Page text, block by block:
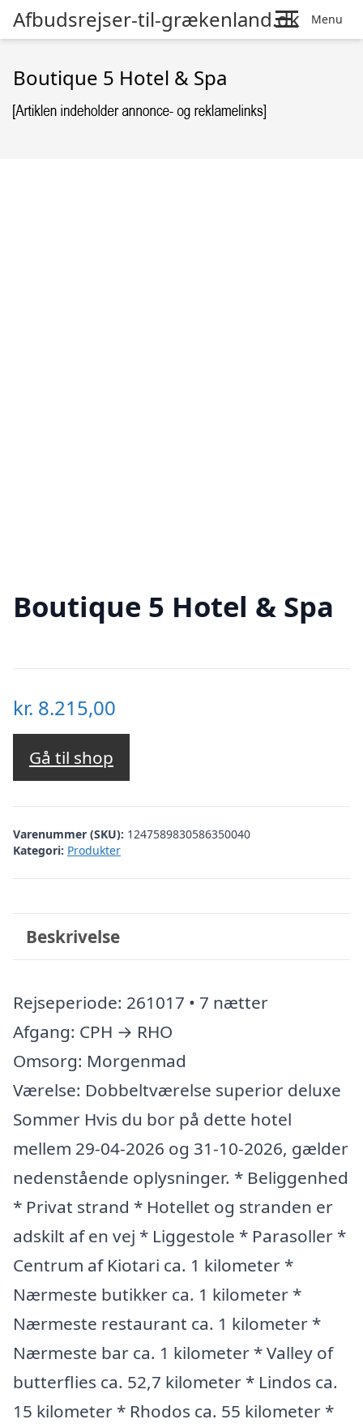
Afbudsrejser-til-grækenland.dk Menu
Boutique 5 Hotel & Spa
Boutique 5 Hotel & Spa
kr. 8.215,00
Gå til shop
Varenummer (SKU): 1247589830586350040
Kategori: Produkter
Beskrivelse
Rejseperiode: 261017 • 7 nætter
Afgang: CPH → RHO
Omsorg: Morgenmad
Værelse: Dobbeltværelse superior deluxe
Sommer Hvis du bor på dette hotel
mellem 29-04-2026 og 31-10-2026, gælder
nedenstående oplysninger. * Beliggenhed
* Privat strand * Hotellet og stranden er
adskilt af en vej * Liggestole * Parasoller *
Centrum af Kiotari ca. 1 kilometer *
Nærmeste butikker ca. 1 kilometer *
Nærmeste restaurant ca. 1 kilometer *
Nærmeste bar ca. 1 kilometer * Valley of
butterflies ca. 52,7 kilometer * Lindos ca.
15 kilometer * Rhodos ca. 55 kilometer *